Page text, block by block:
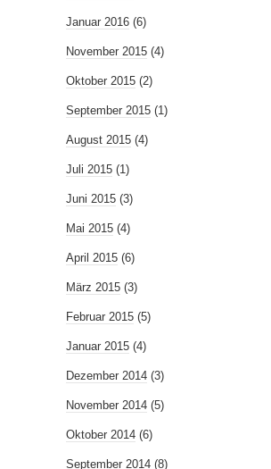
Januar 2016 (6)
November 2015 (4)
Oktober 2015 (2)
September 2015 (1)
August 2015 (4)
Juli 2015 (1)
Juni 2015 (3)
Mai 2015 (4)
April 2015 (6)
März 2015 (3)
Februar 2015 (5)
Januar 2015 (4)
Dezember 2014 (3)
November 2014 (5)
Oktober 2014 (6)
September 2014 (8)